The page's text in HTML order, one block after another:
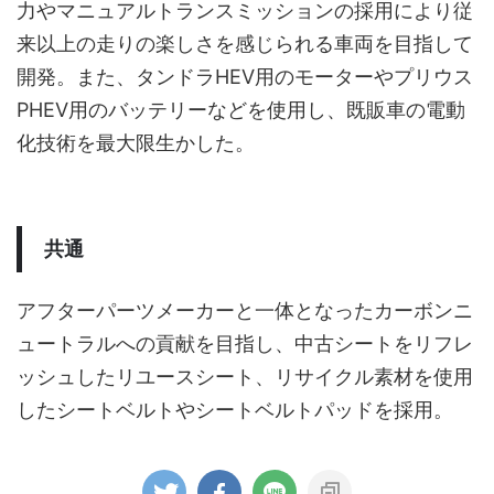
力やマニュアルトランスミッションの採用により従
来以上の走りの楽しさを感じられる車両を目指して
開発。また、タンドラHEV用のモーターやプリウス
PHEV用のバッテリーなどを使用し、既販車の電動
化技術を最大限生かした。
共通
アフターパーツメーカーと一体となったカーボンニ
ュートラルへの貢献を目指し、中古シートをリフレ
ッシュしたリユースシート、リサイクル素材を使用
したシートベルトやシートベルトパッドを採用。